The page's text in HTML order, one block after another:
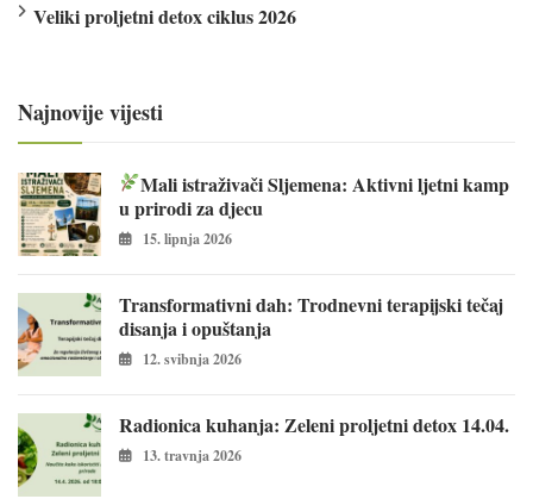
Veliki proljetni detox ciklus 2026
Najnovije vijesti
Mali istraživači Sljemena: Aktivni ljetni kamp
u prirodi za djecu
15. lipnja 2026
Transformativni dah: Trodnevni terapijski tečaj
disanja i opuštanja
12. svibnja 2026
Radionica kuhanja: Zeleni proljetni detox 14.04.
13. travnja 2026